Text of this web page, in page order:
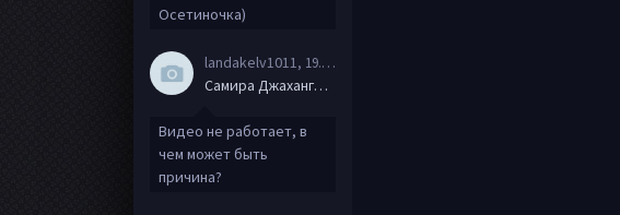
Осетиночка)
landakelv1011 , 19.06.20
Самира Джахангирова
Видео не работает, в
чем может быть
причина?